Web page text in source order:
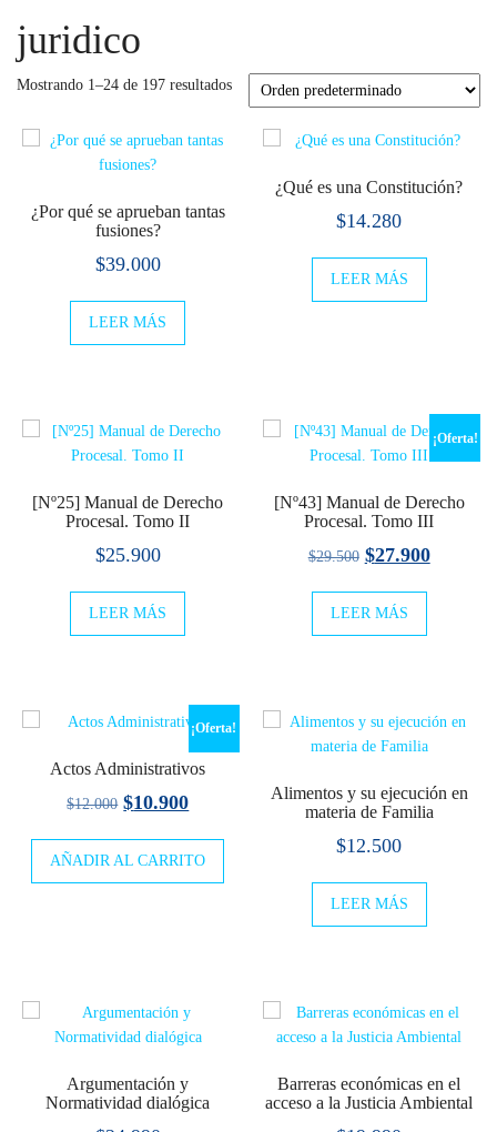
juridico
Mostrando 1–24 de 197 resultados
¿Por qué se aprueban tantas
fusiones?
$39.000
LEER MÁS
¿Qué es una Constitución?
$14.280
LEER MÁS
[Nº25] Manual de Derecho
Procesal. Tomo II
$25.900
LEER MÁS
¡Oferta!
[Nº43] Manual de Derecho
Procesal. Tomo III
$29.500 El
original
$27.900El
LEER MÁS
¡Oferta!
Actos Administrativos
$12.000 El
original
$10.900El
actual
AÑADIR AL CARRITO
Alimentos y su ejecución en
materia de Familia
$12.500
LEER MÁS
Argumentación y
Normatividad dialógica
Barreras económicas en el
acceso a la Justicia Ambiental